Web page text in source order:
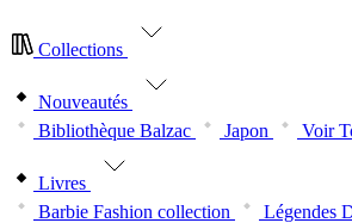
Collections
Nouveautés
Bibliothèque Balzac
Japon Voir
Livres
Barbie Fashion collection
Légendes